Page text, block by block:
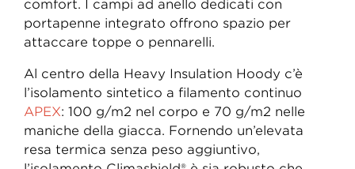
comfort. I campi ad anello dedicati con
portapenne integrato offrono spazio per
attaccare toppe o pennarelli.
Al centro della Heavy Insulation Hoody c’è
l’isolamento sintetico a filamento continuo
APEX: 100 g/m2 nel corpo e 70 g/m2 nelle
maniche della giacca. Fornendo un’elevata
resa termica senza peso aggiuntivo,